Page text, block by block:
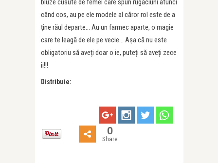
bluze cusute de femei care spun rugăciuni atunci
când cos, au pe ele modele al căror rol este de a
ține răul departe… Au un farmec aparte, o magie
care te leagă de ele pe vecie… Așa că nu este
obligatoriu să aveți doar o ie, puteți să aveți zece
ii!!!
Distribuie:
0
Share